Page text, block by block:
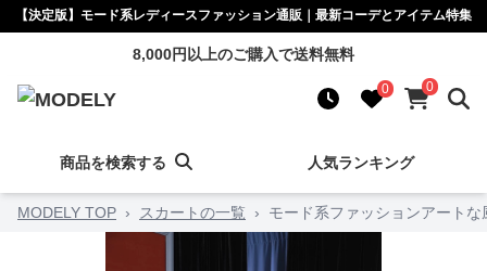
【決定版】モード系レディースファッション通販｜最新コーデとアイテム特集
8,000円以上のご購入で送料無料
0 0
商品を検索する 人気ランキング
MODELY TOP › スカートの一覧 › モード系ファッションアート